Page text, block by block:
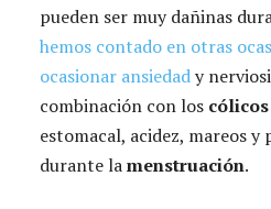
pueden ser muy dañinas
hemos contado en otras
ocasionar ansiedady
combinación con los
estomacal, acidez, mareos
durante lamenstruación.